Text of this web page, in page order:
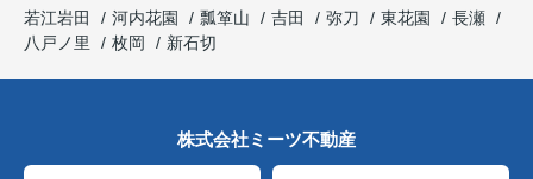
若江岩田
河内花園 瓢箪山 吉田 弥刀 東花園
長瀬
八戸ノ里
枚岡 新石切
株式会社ミーツ不動産